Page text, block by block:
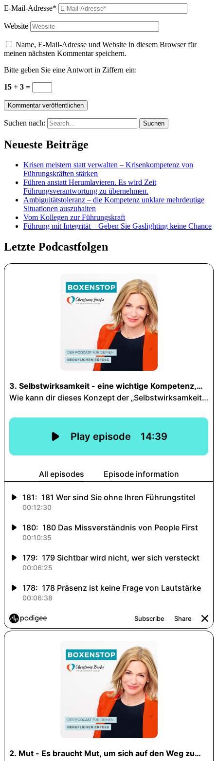
E-Mail-Adresse*
Website
Name, E-Mail-Adresse und Website in diesem Browser für
meinen nächsten Kommentar speichern.
Bitte geben Sie eine Antwort in Ziffern ein:
15 + 3 =
Suchen nach:
Neueste Beiträge
Krisen meistern statt verwalten – Krisenkompetenz von
Führungskräften stärken
Führen anstatt Herumlavieren. Es wird Zeit
Führungsverantwortung zu übernehmen.
Ambiguitätstoleranz – die Kompetenz unklare mehrdeutige
Situationen auszuhalten
Vom Kollegen zur Führungskraft
Führung mit Integrität – Geben Sie Gaslighting keine Chance
Letzte Podcastfolgen